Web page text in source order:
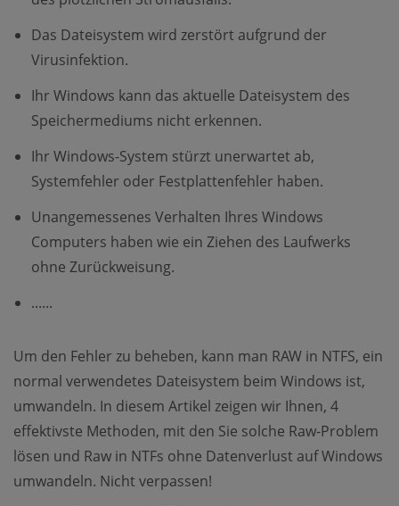
Das Dateisystem wird zerstört aufgrund der
Virusinfektion.
Ihr Windows kann das aktuelle Dateisystem des
Speichermediums nicht erkennen.
Ihr Windows-System stürzt unerwartet ab,
Systemfehler oder Festplattenfehler haben.
Unangemessenes Verhalten Ihres Windows
Computers haben wie ein Ziehen des Laufwerks
ohne Zurückweisung.
......
Um den Fehler zu beheben, kann man RAW in NTFS, ein
normal verwendetes Dateisystem beim Windows ist,
umwandeln. In diesem Artikel zeigen wir Ihnen, 4
effektivste Methoden, mit den Sie solche Raw-Problem
lösen und Raw in NTFs ohne Datenverlust auf Windows
umwandeln. Nicht verpassen!